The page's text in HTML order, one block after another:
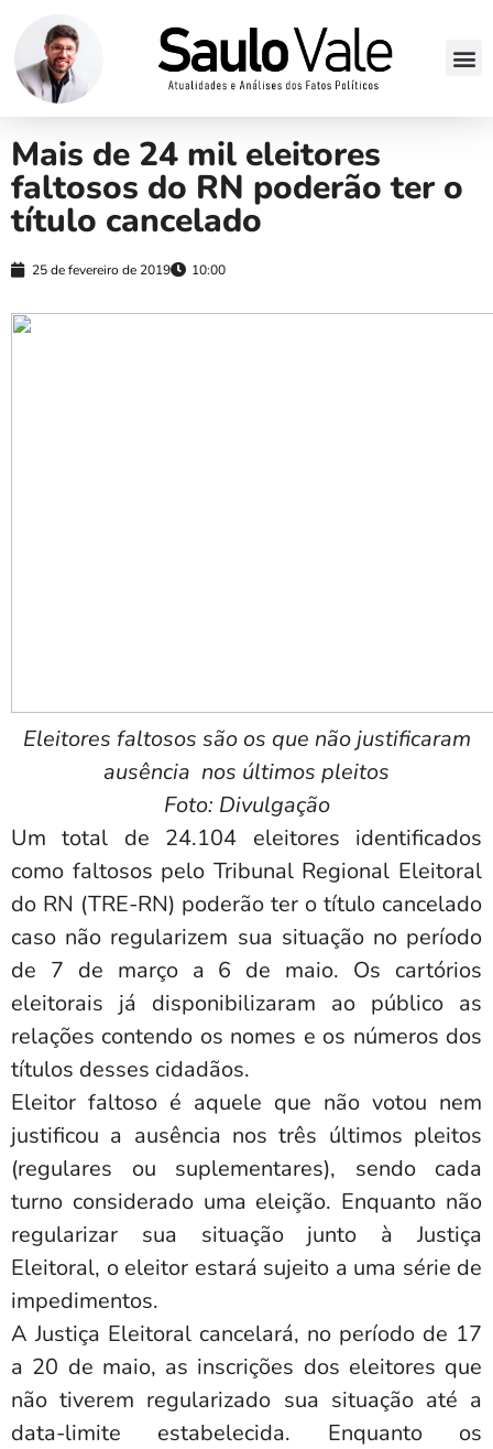
Mais de 24 mil eleitores
faltosos do RN poderão ter o
título cancelado
25 de fevereiro de 2019 10:00
Eleitores faltosos são os que não justificaram
ausência nos últimos pleitos
Foto: Divulgação
Um total de 24.104 eleitores identificados
como faltosos pelo Tribunal Regional Eleitoral
do RN (TRE-RN) poderão ter o título cancelado
caso não regularizem sua situação no período
de 7 de março a 6 de maio. Os cartórios
eleitorais já disponibilizaram ao público as
relações contendo os nomes e os números dos
títulos desses cidadãos.
Eleitor faltoso é aquele que não votou nem
justificou a ausência nos três últimos pleitos
(regulares ou suplementares), sendo cada
turno considerado uma eleição. Enquanto não
regularizar sua situação junto à Justiça
Eleitoral, o eleitor estará sujeito a uma série de
impedimentos.
A Justiça Eleitoral cancelará, no período de 17
a 20 de maio, as inscrições dos eleitores que
não tiverem regularizado sua situação até a
data-limite estabelecida. Enquanto os